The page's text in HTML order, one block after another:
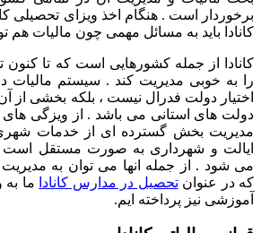
برخوردار است . هنگام اخذ ویزای تحصیلی
کانادا باید به مسائل مهمی چون مالیات هم
کانادا از جمله کشورهایی است که تا کنون
را به خوبی مدیریت کند . سیستم مالیات در
اختیار دولت فدرال نیست ، بلکه بخشی از
دولت های استانی می باشد . از ویزگی
مدیریت بخش گسترده ای از خدمات
ایالت و شهرداری به صورت مستقل است
می شود . از جمله انها می توان به
که در عنوانتحصیل در مدارس کانادا ما
آموزشی نیز پرداخته ایم.